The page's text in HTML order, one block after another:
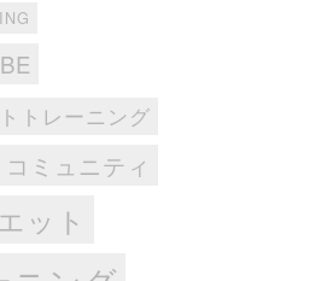
トレーニング
コミュニティ
ット